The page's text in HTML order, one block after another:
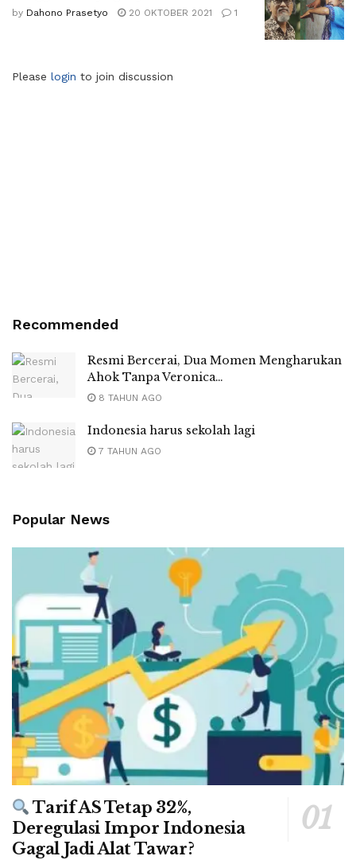
by Dahono Prasetyo 20 OKTOBER 2021 1
Please login to join discussion
Recommended
Resmi Bercerai, Dua Momen Mengharukan
Ahok Tanpa Veronica…
8 TAHUN AGO
Indonesia harus sekolah lagi
7 TAHUN AGO
Popular News
Tarif AS Tetap 32%,
Deregulasi Impor Indonesia
Gagal Jadi Alat Tawar?